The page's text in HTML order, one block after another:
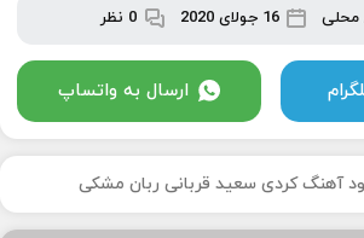
16 جولای 2020 0 نظر
ارسال به واتساپ
آهنگ کردی سعید قربانی ربان مشکی